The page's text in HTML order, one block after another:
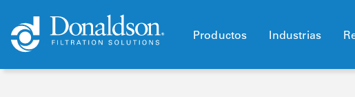
Productos Industrias